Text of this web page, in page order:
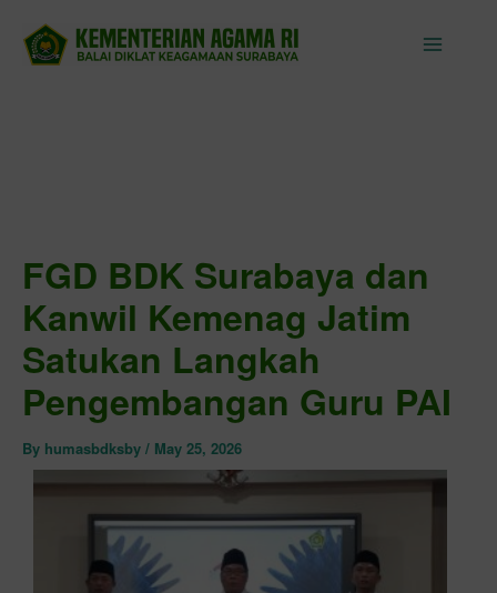
content
FGD BDK Surabaya dan
Kanwil Kemenag Jatim
Satukan Langkah
Pengembangan Guru PAI
By humasbdksby / May 25, 2026